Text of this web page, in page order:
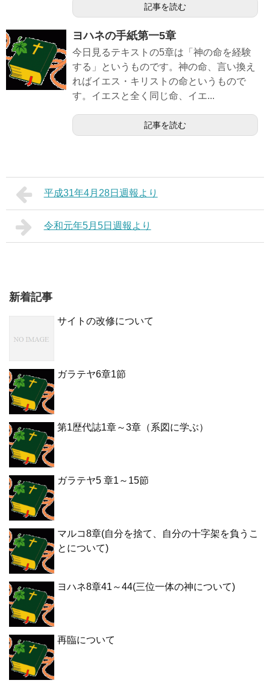
記事を読む
ヨハネの手紙第一5章
今日見るテキストの5章は「神の命を経験
する」というものです。神の命、言い換え
ればイエス・キリストの命というもので
す。イエスと全く同じ命、イエ...
記事を読む
平成31年4月28日週報より
令和元年5月5日週報より
新着記事
サイトの改修について
ガラテヤ6章1節
第1歴代誌1章～3章（系図に学ぶ）
ガラテヤ5 章1～15節
マルコ8章(自分を捨て、自分の十字架を負うこ
とについて)
ヨハネ8章41～44(三位一体の神について)
再臨について